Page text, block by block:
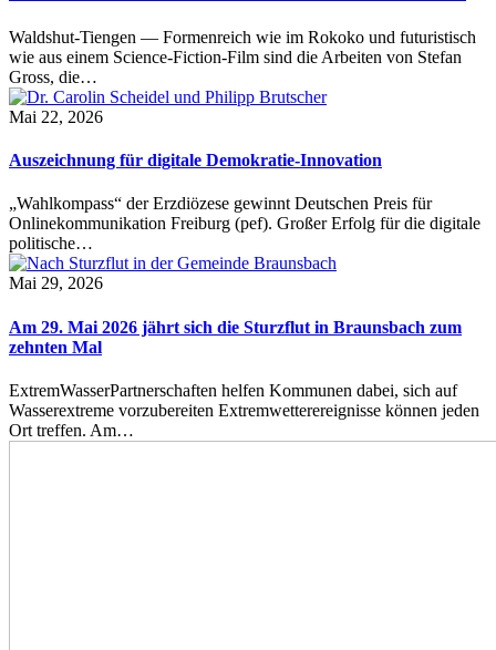
Waldshut-Tiengen — Formenreich wie im Rokoko und futuristisch
wie aus einem Science-Fiction-Film sind die Arbeiten von Stefan
Gross, die…
Mai 22, 2026
Auszeichnung für digitale Demokratie-Innovation
„Wahlkompass“ der Erzdiözese gewinnt Deutschen Preis für
Onlinekommunikation Freiburg (pef). Großer Erfolg für die digitale
politische…
Mai 29, 2026
Am 29. Mai 2026 jährt sich die Sturzflut in Braunsbach zum
zehnten Mal
ExtremWasserPartnerschaften helfen Kommunen dabei, sich auf
Wasserextreme vorzubereiten Extremwetterereignisse können jeden
Ort treffen. Am…